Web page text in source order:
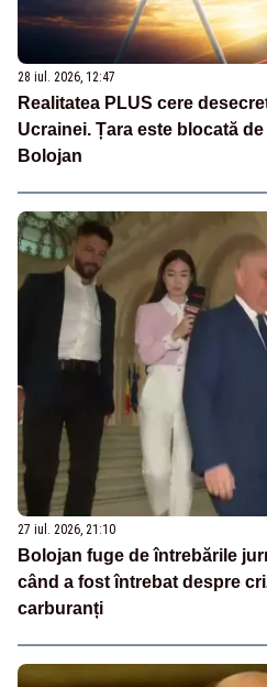
28 iul. 2026, 12:47
Realitatea PLUS cere
Ucrainei. Țara este blocată
Bolojan
27 iul. 2026, 21:10
Bolojan fuge de întrebările
când a fost întrebat despre
carburanți